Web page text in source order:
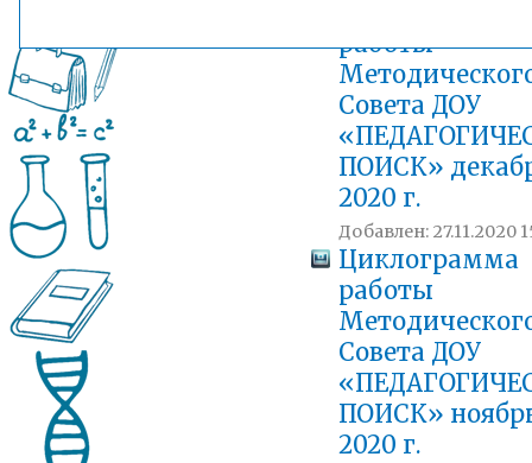
работы
Совета ДОУ
ПОИСК»
2020 г.
Добавлен: 27.11.2020
Циклограмма
работы
Совета ДОУ
ПОИСК»
2020 г.